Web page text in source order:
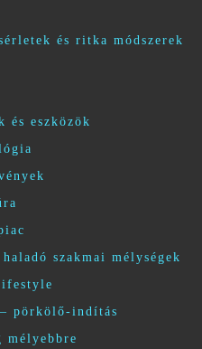
és ritka módszerek
és eszközök
szakmai mélységek
pörkölő-indítás